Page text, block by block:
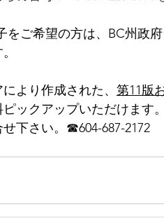
をご希望の方は、BC州政
より作成された、 第11版
ックアップいただけます。
下さい。☎604-687-2172